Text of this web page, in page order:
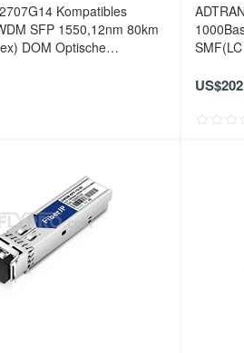
Kompatibles
SFP 1550,12nm 80km
DOM Optische